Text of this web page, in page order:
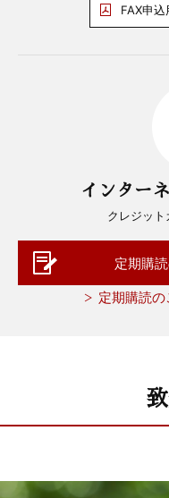
FAX申
インター
クレジッ
定期購
定期購読